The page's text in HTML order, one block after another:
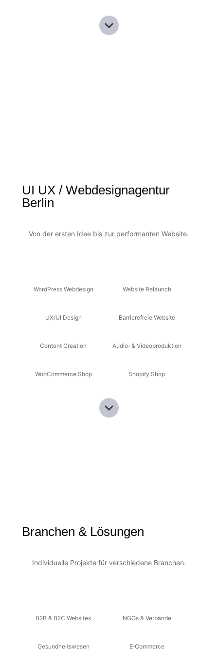
UI UX / Webdesignagentur
Berlin
Von der ersten Idee bis zur performanten Website.
WordPress Webdesign Website Relaunch
UX/UI Design Barrierefreie Website
Content Creation Audio‑ & Videoproduktion
WooCommerce Shop Shopify Shop
Branchen & Lösungen
Individuelle Projekte für verschiedene Branchen.
B2B & B2C Websites NGOs & Verbände
Gesundheitswesen E‑Commerce